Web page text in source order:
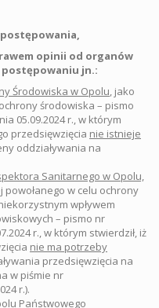
opinii od organów
postępowaniu jn.:
Środowiska w Opolu, jako
środowiska – pismo
05.09.2024 r., w którym
przedsięwzięcia nie istnieje
oddziaływania na
Sanitarnego w Opolu,
w celu ochrony
wpływem
– pismo nr
r., w którym stwierdził, iż
nie ma potrzeby
przedsięwzięcia na
w piśmie nr
r.).
Państwowego